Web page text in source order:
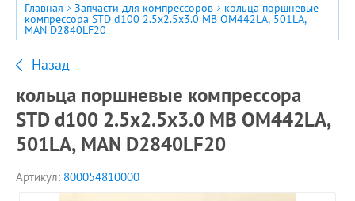
Главная Запчасти для компрессоров кольца поршневые
компрессора STD d100 2.5x2.5x3.0 MB OM442LA, 501LA,
MAN D2840LF20
Назад
кольца поршневые компрессора
STD d100 2.5x2.5x3.0 MB OM442LA,
501LA, MAN D2840LF20
Артикул: 800054810000